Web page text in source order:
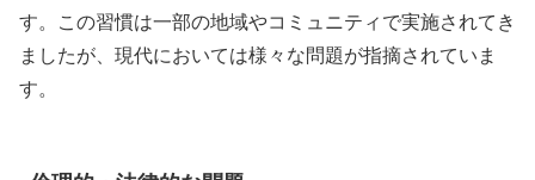
す。この習慣は一部の地域やコミュニティで実施されてき
ましたが、現代においては様々な問題が指摘されていま
す。